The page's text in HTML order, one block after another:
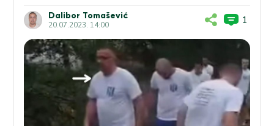
Dalibor Tomašević
20.07.2023. 14:00 1